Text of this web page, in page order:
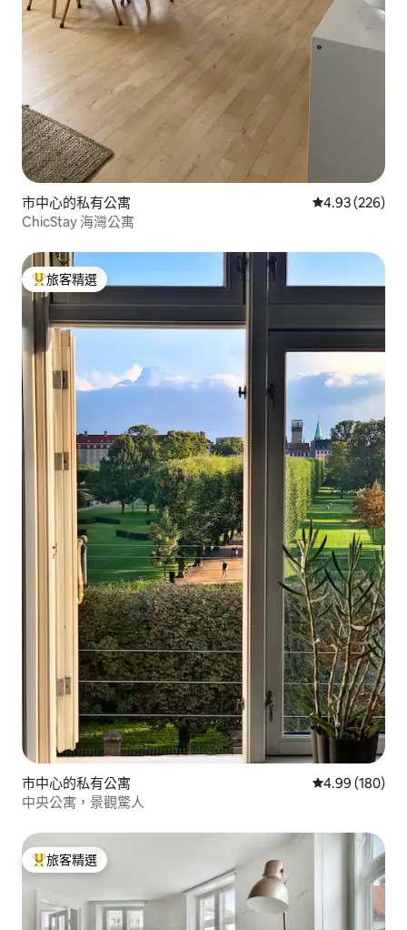
市中心的私有公寓 從 226 則評價
4.93 (226)
ChicStay 海灣公寓
旅客精選榜首
旅客精選
市中心的私有公寓 從 180 則評價
4.99 (180)
中央公寓，景觀驚人
旅客精選榜首
旅客精選